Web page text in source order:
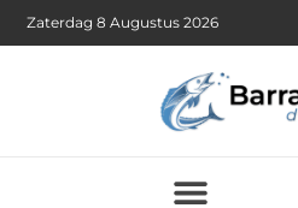
Zaterdag 8 Augustus 2026